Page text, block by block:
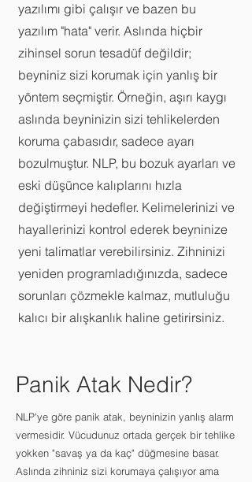
yazılımı gibi çalışır ve bazen bu
yazılım "hata" verir. Aslında hiçbir
zihinsel sorun tesadüf değildir;
beyniniz sizi korumak için yanlış bir
yöntem seçmiştir. Örneğin, aşırı kaygı
aslında beyninizin sizi tehlikelerden
koruma çabasıdır, sadece ayarı
bozulmuştur. NLP, bu bozuk ayarları ve
eski düşünce kalıplarını hızla
değiştirmeyi hedefler. Kelimelerinizi ve
hayallerinizi kontrol ederek beyninize
yeni talimatlar verebilirsiniz. Zihninizi
yeniden programladığınızda, sadece
sorunları çözmekle kalmaz, mutluluğu
kalıcı bir alışkanlık haline getirirsiniz.
Panik Atak Nedir?
NLP'ye göre panik atak, beyninizin yanlış alarm
vermesidir. Vücudunuz ortada gerçek bir tehlike
yokken "savaş ya da kaç" düğmesine basar.
Aslında zihniniz sizi korumaya çalışıyor ama